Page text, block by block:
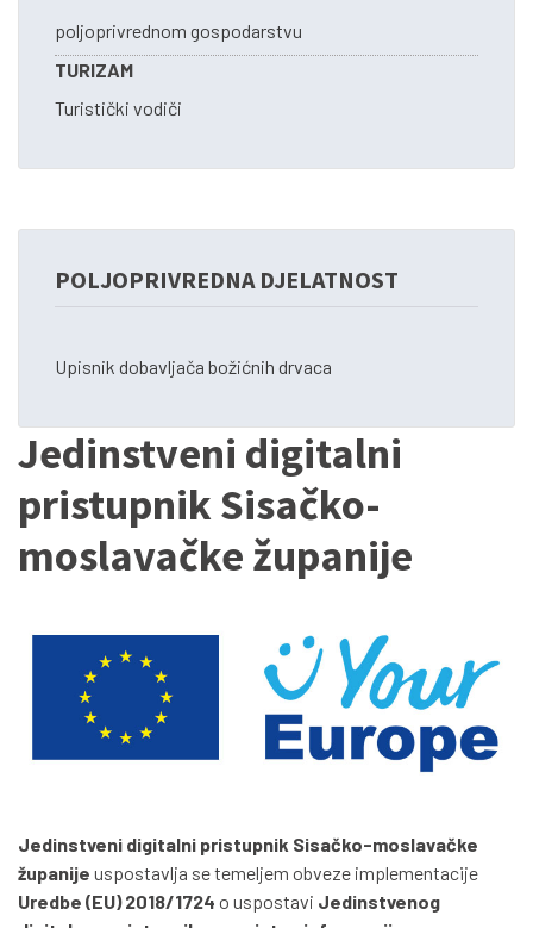
poljoprivrednom gospodarstvu
TURIZAM
Turistički vodiči
POLJOPRIVREDNA DJELATNOST
Upisnik dobavljača božićnih drvaca
Jedinstveni digitalni
pristupnik Sisačko-
moslavačke županije
Jedinstveni digitalni pristupnik Sisačko-moslavačke
županije uspostavlja se temeljem obveze implementacije
Uredbe (EU) 2018/1724 o uspostavi Jedinstvenog